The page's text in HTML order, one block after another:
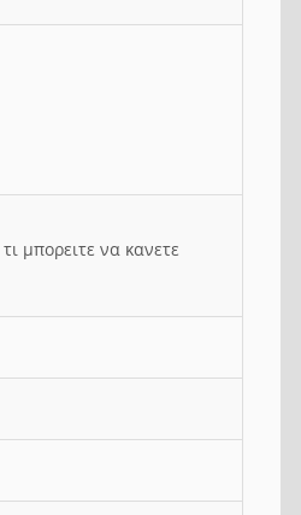
μπορειτε να κανετε